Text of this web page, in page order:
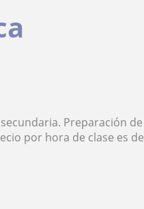
Preparación de
por hora de clase es